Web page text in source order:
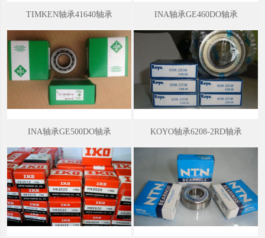
(5) 大型轴承----公称外径尺寸范围为200-430mm的轴承;
加工形式
深沟球轴承零件的加工形式如下：
1、多工序加工：一般轴承生产需20～40道工序，多的达70多道。
2、成型加工：轴承零件的工作表面都是回转成型面，适合于用成型法
加工。
3、精密加工：轴承零件绝大部分表面要经过磨削加工，磨加工尺寸和
深沟球轴承可用于变速箱、仪器仪表、电机、家用电器、内燃机、交
通车辆、农业机械、建筑机械、工程机械、滚轴式轮滑鞋、悠悠球
等。
安装方法
TIMKEN轴承41640轴承 INA轴承GE460DO轴承
INA轴承GE500DO轴承 KOYO轴承6208-2RD轴承